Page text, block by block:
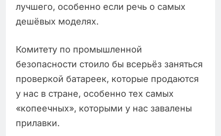
лучшего, особенно если речь о самых
дешёвых моделях.
Комитету по промышленной
безопасности стоило бы всерьёз заняться
проверкой батареек, которые продаются
у нас в стране, особенно тех самых
«копеечных», которыми у нас завалены
прилавки.